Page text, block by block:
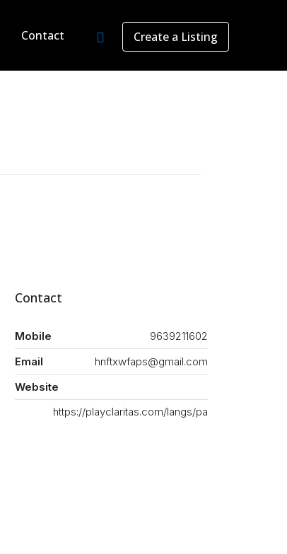
Contact Create a Listing
Contact
Mobile
9639211602
Email
hnftxwfaps@gmail.com
Website
https://playclaritas.com/langs/pa